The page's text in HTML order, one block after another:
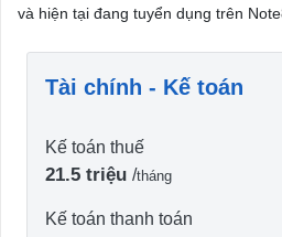
và hiện tại đang tuyển dụng trên
Tài chính - Kế toán
Kế toán thuế
21.5 triệu /tháng
Kế toán thanh toán